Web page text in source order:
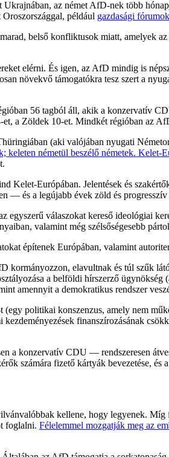
az német AfD-nek több
például gazdasági
belső konfliktusok miatt, amelyek
elérni. És igen, az AfD mindig is
növekvő támogatókra tesz szert a
56 tagból áll, akik a konzervatív
a Zöldek 10-et. Mindkét régióban az
(aki valójában nyugati
keleten németül beszélő németek. Kelet-
Kelet-Európában. Jelentések és
— és a legújabb évek zöld és progresszív
válaszokat kereső ideológiai
valamint még szélsőségesebb
építenek Európában, valamint
kormányozzon, elavultnak és túl szűk
a belföldi hírszerző
amennyit a demokratikus rendszer
(egy politikai konszenzus, amely nem
finanszírozásának
a konzervatív CDU — rendszeresen
számára fizető kártyák bevezetése,
kellene, hogy legyenek.
foglalni. Félelemmel mozgatják meg az